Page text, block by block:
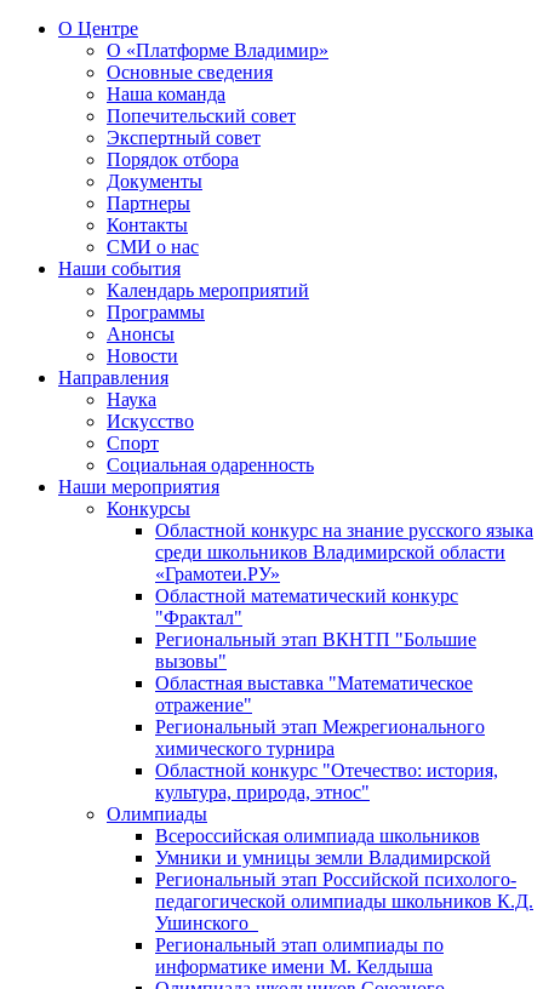
О Центре
О «Платформе Владимир»
Основные сведения
Наша команда
Попечительский совет
Экспертный совет
Порядок отбора
Документы
Партнеры
Контакты
СМИ о нас
Наши события
Календарь мероприятий
Программы
Анонсы
Новости
Направления
Наука
Искусство
Спорт
Социальная одаренность
Наши мероприятия
Конкурсы
Областной конкурс на знание русского языка
среди школьников Владимирской области
«Грамотеи.РУ»
Областной математический конкурс
"Фрактал"
Региональный этап ВКНТП "Большие
вызовы"
Областная выставка "Математическое
отражение"
Региональный этап Межрегионального
химического турнира
Областной конкурс "Отечество: история,
культура, природа, этнос"
Олимпиады
Всероссийская олимпиада школьников
Умники и умницы земли Владимирской
Региональный этап Российской психолого-
педагогической олимпиады школьников К.Д.
Ушинского
Региональный этап олимпиады по
информатике имени М. Келдыша